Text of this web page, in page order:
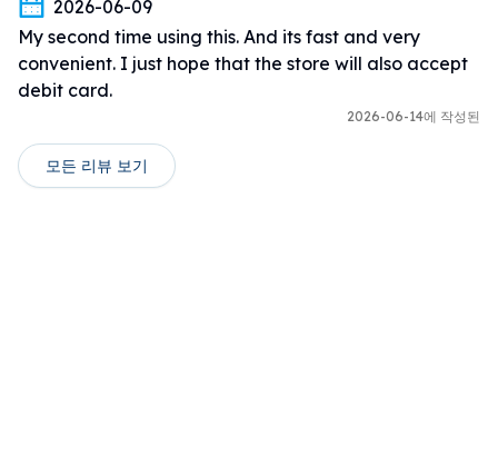
2026-06-09
My second time using this. And its fast and very
convenient. I just hope that the store will also accept
debit card.
2026-06-14에 작성된
모든 리뷰 보기